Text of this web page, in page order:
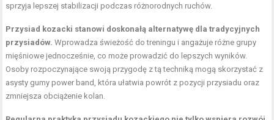
sprzyja lepszej stabilizacji podczas różnorodnych ruchów.
Przysiad kozacki stanowi doskonałą alternatywę dla tradycyjnych
przysiadów. Wprowadza świeżość do treningu i angażuje różne grupy
mięśniowe jednocześnie, co może prowadzić do lepszych wyników.
Osoby rozpoczynające swoją przygodę z tą techniką mogą skorzystać z
asysty gumy power band, która ułatwia powrót z pozycji przysiadu oraz
zmniejsza obciążenie kolan.